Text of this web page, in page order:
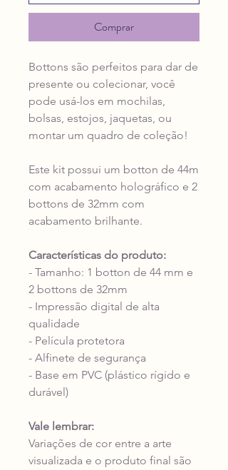
Comprar
Bottons são perfeitos para dar de
presente ou colecionar, você
pode usá-los em mochilas,
bolsas, estojos, jaquetas, ou
montar um quadro de coleção!
Este kit possui um botton de 44m
com acabamento holográfico e 2
bottons de 32mm com
acabamento brilhante.
Características do produto:
- Tamanho: 1 botton de 44 mm e
2 bottons de 32mm
- Impressão digital de alta
qualidade
- Película protetora
- Alfinete de segurança
- Base em PVC (plástico rígido e
durável)
Vale lembrar:
Variações de cor entre a arte
visualizada e o produto final são